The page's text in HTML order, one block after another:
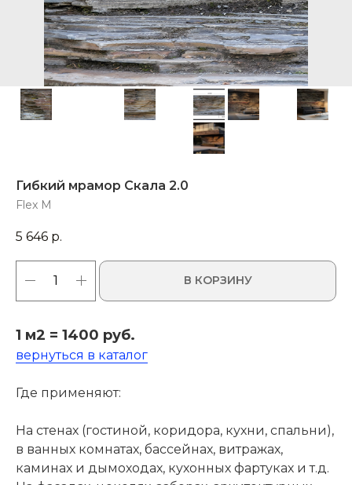
Гибкий мрамор Скала 2.0
Flex M
5 646 р.
В КОРЗИНУ
1 м2 = 1400 руб.
вернуться в каталог
Где применяют:
На стенах (гостиной, коридора, кухни, спальни),
в ванных комнатах, бассейнах, витражах,
каминах и дымоходах, кухонных фартуках и т.д.